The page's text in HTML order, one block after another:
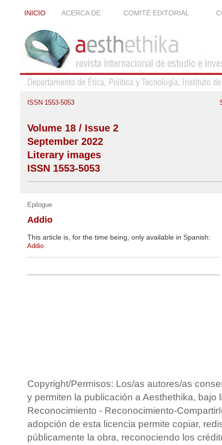
INICIO ACERCA DE COMITÉ EDITORIAL
ISSN 1553-5053
Volume 18 / Issue 2
September 2022
Literary images
ISSN 1553-5053
Epilogue
Addio
This article is, for the time being, only available in Spanish:
Addio
Copyright/Permisos: Los/as autores/as
y permiten la publicación a Aesthethika, bajo
Reconocimiento - Reconocimiento-
adopción de esta licencia permite copiar,
públicamente la obra, reconociendo los